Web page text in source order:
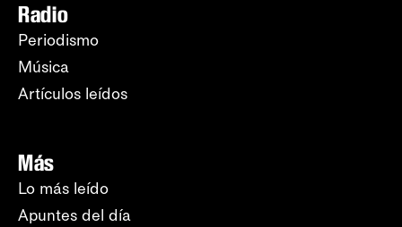
Radio
Periodismo
Música
Artículos leídos
Más
Lo más leído
Apuntes del día